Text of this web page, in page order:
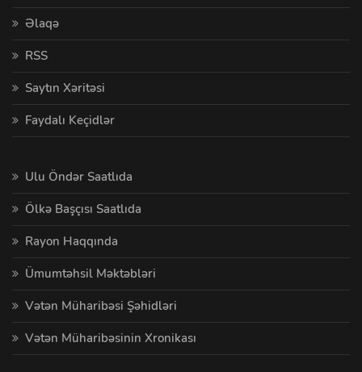
Əlaqə
RSS
Saytın Xəritəsi
Faydalı Keçidlər
Ulu Öndər Saatlıda
Ölkə Başçısı Saatlıda
Rayon Haqqında
Ümumtəhsil Məktəbləri
Vətən Müharibəsi Şəhidləri
Vətən Müharibəsinin Xronikası